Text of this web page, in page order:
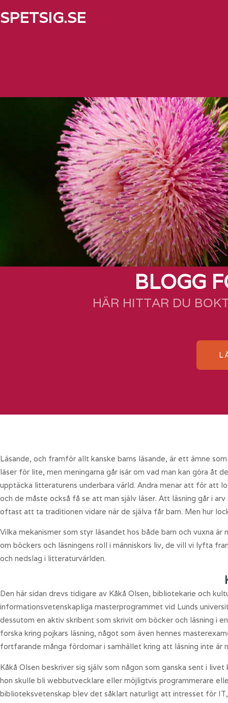
SPETSIG.SE
BLOGG
HÄR HITTAR DU
Läsande, och framför allt kanske barns läsande, är ett ämne
läser för lite, men meningarna går isär om vad man kan göra åt
upptäcka litteraturens underbara värld. Andra menar att för att
och de måste också få se att man själv läser. Att läsning går i
oftast att ta traditionen vidare när de själva får barn. Men hur
Vilka mekanismer som styr läsandet hos både barn och vuxna
om böckers och läsningens roll i människors liv, de vill vi lyfta
och nedslag i litteraturvärlden.
Den här sidan drevs tidigare av Kåkå Olsen, bibliotekarie och
informationsvetenskapliga masterprogrammet vid Lunds
dessutom en aktiv skribent som skrivit om böcker och läsning i
forska kring pojkars läsning, något som även hennes
fortfarande många fördomar i samhället kring att läsning inte är
Kåkå Olsen beskriver sig själv som någon som ganska sent i
hon skulle bli webbutvecklare eller möjligtvis programmerare
biblioteksvetenskap blev det såklart naturligt att intresset för